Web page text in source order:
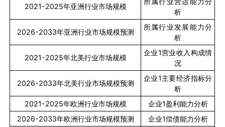
2021-2025年亚洲行业市场规模
析
2026-2033年亚洲行业市场规模预测
所属行业发展能力分
析
2021-2025年北美行业市场规模
企业1营业收入构成情
况
2026-2033年北美行业市场规模预测
企业1主要经济指标分
析
2021-2025年欧洲行业市场规模 企业1盈利能力分析
2026-2033年欧洲行业市场规模预测 企业1偿债能力分析